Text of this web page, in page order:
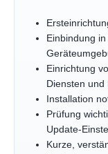
Einbindung
Einrichtung
Diensten und
Installation
Prüfung
Update-
Kurze,